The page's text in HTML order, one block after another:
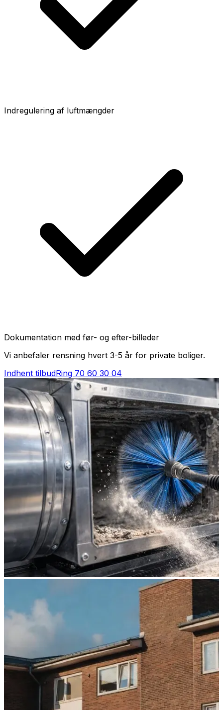
Indregulering af luftmængder
Dokumentation med før- og efter-billeder
Vi anbefaler rensning hvert 3-5 år for private boliger.
Indhent tilbudRing 70 60 30 04